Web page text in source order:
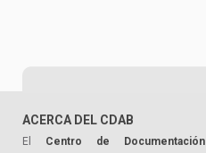
ACERCA DEL CDAB
El Centro de Documentación